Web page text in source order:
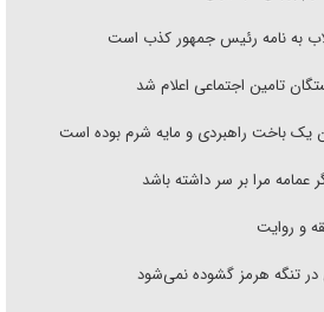
به نامه رئیس جمهور کذب است
تامین اجتماعی اعلام شد
یک باخت راهبردی و مایه شرم بوده است
مرا بر سر داشته باشد
و روایت
تنگه هرمز گشوده نمی‌شود